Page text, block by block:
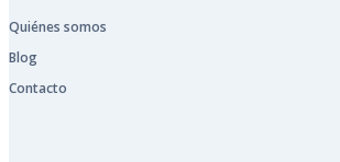
Quiénes somos
Blog
Contacto